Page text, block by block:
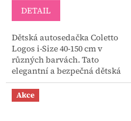
DETAIL
Dětská autosedačka Coletto
Logos i-Size 40-150 cm v
různých barvách. Tato
elegantní a bezpečná dětská
autosedačka je schválena
podle normy R129 / 03 pro
použití pro děti vysoké...
Akce